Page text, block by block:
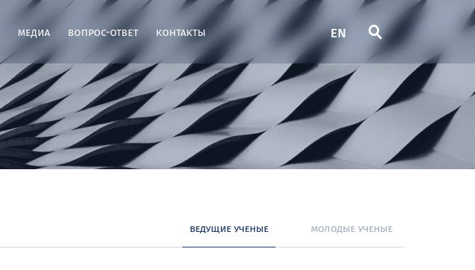
медиа вопрос-ответ контакты EN
ведущие ученые молодые ученые